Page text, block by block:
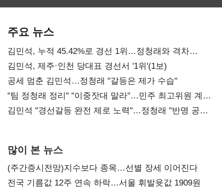
주요 뉴스
김민석, 누적 45.42%로 경선 1위…정청래와 격차
0.86%p(2보)
김민석, 제주·인천 당대표 경선서 '1위'(1보)
공세 멈춘 김민석…정청래 "갈등은 제가 수습"
"팀 정청래 정리" "이중잣대 말라"…민주 최고위원 계파
다툼 격화
김민석 "경선갈등 완전 제로 노력"…정청래 "반명 공세
많이 본 뉴스
(주간증시전망)지수보다 종목…선별 장세 이어진다
전국 기름값 12주 연속 하락…서울 휘발윳값 1909원